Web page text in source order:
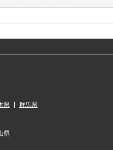
県 群馬県
県